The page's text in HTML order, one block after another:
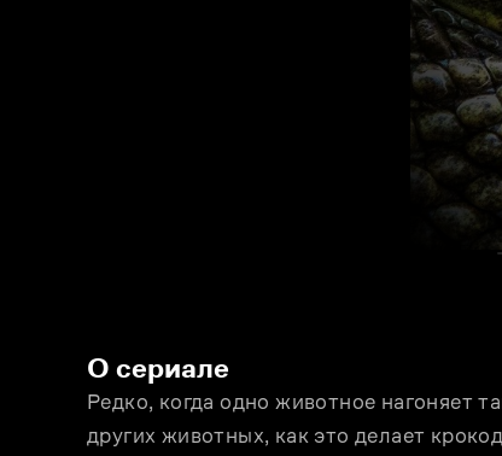
О сериале
Редко, когда одно животное нагоняет
других животных, как это делает